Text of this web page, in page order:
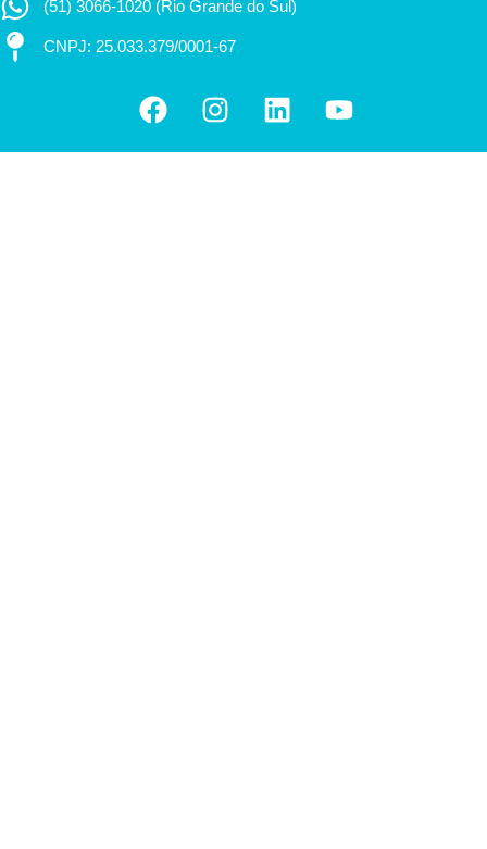
(51) 3066-1020 (Rio Grande do Sul)
CNPJ: 25.033.379/0001-67